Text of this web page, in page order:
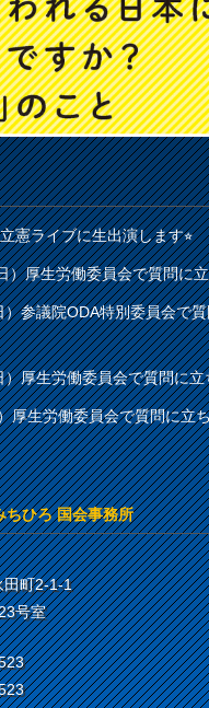
憲ライブに生出演します⭐︎
）厚生労働委員会で質問に
参議院ODA特別委員会で
厚生労働委員会で質問に
厚生労働委員会で質問に立
ちひろ 国会事務所
田町2-1-1
号室